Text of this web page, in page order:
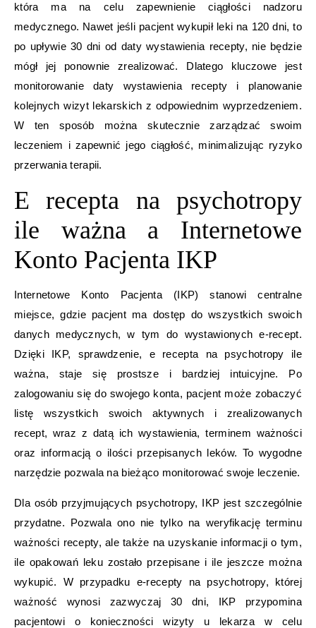
która ma na celu zapewnienie ciągłości nadzoru
medycznego. Nawet jeśli pacjent wykupił leki na 120 dni, to
po upływie 30 dni od daty wystawienia recepty, nie będzie
mógł jej ponownie zrealizować. Dlatego kluczowe jest
monitorowanie daty wystawienia recepty i planowanie
kolejnych wizyt lekarskich z odpowiednim wyprzedzeniem.
W ten sposób można skutecznie zarządzać swoim
leczeniem i zapewnić jego ciągłość, minimalizując ryzyko
przerwania terapii.
E recepta na psychotropy
ile ważna a Internetowe
Konto Pacjenta IKP
Internetowe Konto Pacjenta (IKP) stanowi centralne
miejsce, gdzie pacjent ma dostęp do wszystkich swoich
danych medycznych, w tym do wystawionych e-recept.
Dzięki IKP, sprawdzenie, e recepta na psychotropy ile
ważna, staje się prostsze i bardziej intuicyjne. Po
zalogowaniu się do swojego konta, pacjent może zobaczyć
listę wszystkich swoich aktywnych i zrealizowanych
recept, wraz z datą ich wystawienia, terminem ważności
oraz informacją o ilości przepisanych leków. To wygodne
narzędzie pozwala na bieżąco monitorować swoje leczenie.
Dla osób przyjmujących psychotropy, IKP jest szczególnie
przydatne. Pozwala ono nie tylko na weryfikację terminu
ważności recepty, ale także na uzyskanie informacji o tym,
ile opakowań leku zostało przepisane i ile jeszcze można
wykupić. W przypadku e-recepty na psychotropy, której
ważność wynosi zazwyczaj 30 dni, IKP przypomina
pacjentowi o konieczności wizyty u lekarza w celu